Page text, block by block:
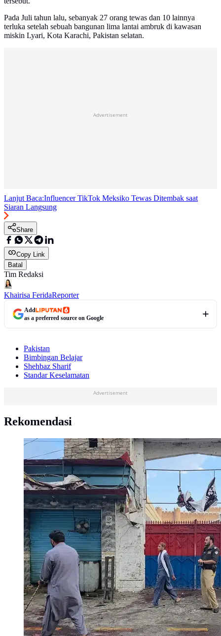
Pada Juli tahun lalu, sebanyak 27 orang tewas dan 10 lainnya
terluka setelah sebuah bangunan lima lantai ambruk di kawasan
miskin Lyari, Kota Karachi, Pakistan selatan.
Advertisement
Lanjut Baca:Influencer TikTok Meksiko Tewas Ditembak saat
Siaran Langsung
Share
Copy Link
Batal
Tim Redaksi
Khairisa FeridaReporter
Add
as a preferred source on Google
Pakistan
Bimbingan Belajar
Shehbaz Sharif
Standar Keselamatan
Advertisement
Rekomendasi